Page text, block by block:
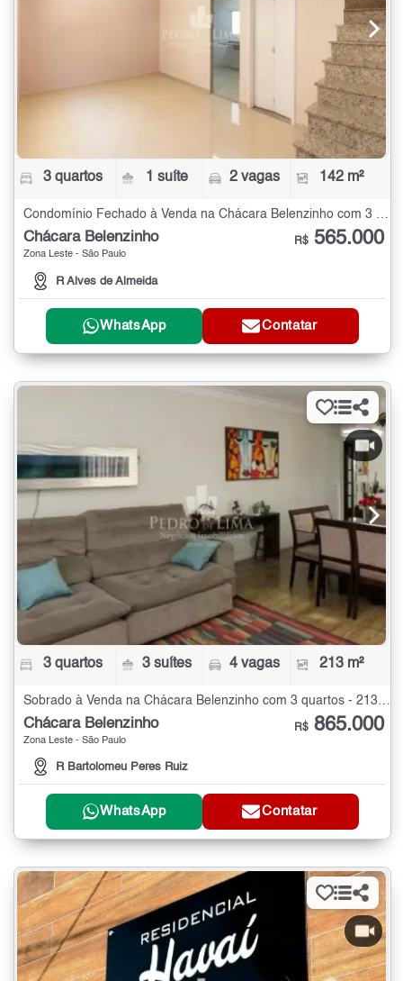
3 quartos 1 suíte 2 vagas 142 m²
Condomínio Fechado à Venda na Chácara Belenzinho com 3 quartos - 142 m²
Chácara Belenzinho
Zona Leste - São Paulo
R Alves de Almeida
R$ 565.000
WhatsApp Contatar
3 quartos 3 suítes 4 vagas 213 m²
Chácara Belenzinho
Zona Leste - São Paulo
R Bartolomeu Peres Ruiz
R$ 865.000
WhatsApp Contatar